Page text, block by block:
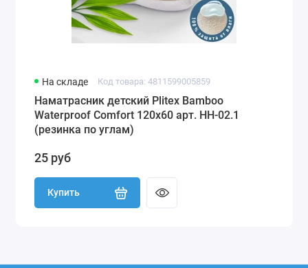
На складе Код товара: 4811599005859
Наматрасник детский Plitex Bamboo
Waterproof Comfort 120х60 арт. НН-02.1
(резинка по углам)
25 руб
Купить